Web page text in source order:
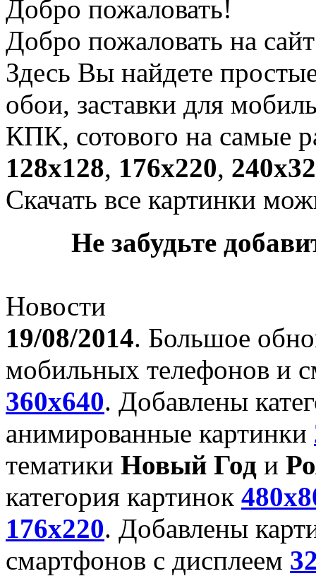
Добро пожаловать!
Добро пожаловать на
Здесь Вы найдете
обои, заставки для
КПК, сотового на самые
128х128, 176х220,
Скачать все картинки
Не забудьте
Новости
19/08/2014. Большое
мобильных телефонов и
360x640. Добавлены
анимированные картинки
тематики Новый Год и
категория картинок
176x220. Добавлены
смартфонов с дисплеем